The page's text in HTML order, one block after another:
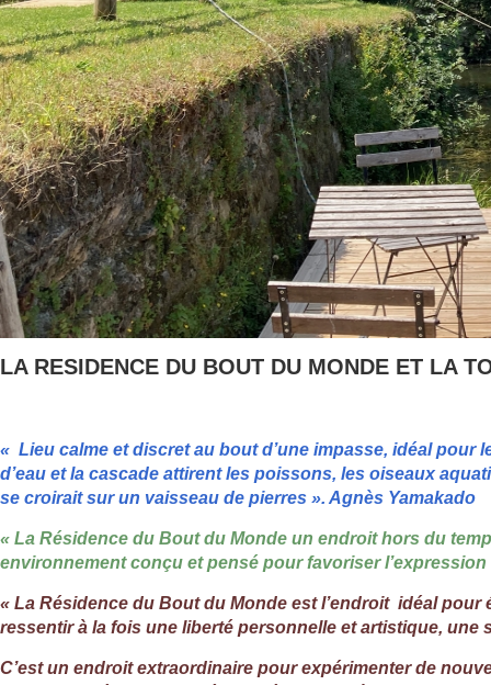
LA RESIDENCE DU BOUT DU MONDE ET LA
« Lieu calme et discret au bout d’une impasse, idéal pour
d’eau et la cascade attirent les poissons, les oiseaux
se croirait sur un vaisseau de pierres ». Agnès Yamakado
« La Résidence du Bout du Monde un endroit hors du
environnement conçu et pensé pour favoriser
« La Résidence du Bout du Monde est l’endroit idéal
ressentir à la fois une liberté personnelle et artistique, une
C’est un endroit extraordinaire pour expérimenter de